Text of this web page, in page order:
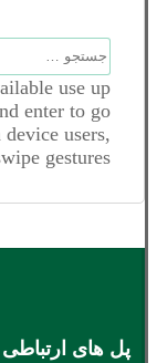
جستجو
برای:
use up
enter to go
users,
gestures.
پل های ارتباطی